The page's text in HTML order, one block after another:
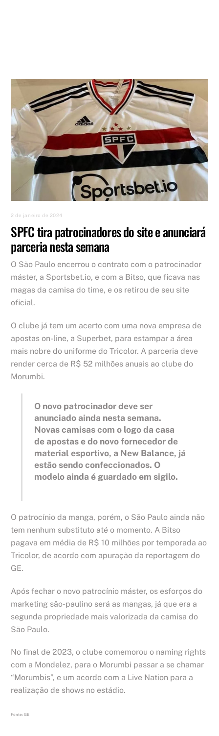
2 de janeiro de 2024
SPFC tira patrocinadores do site e anunciará
parceria nesta semana
O São Paulo encerrou o contrato com o patrocinador
máster, a Sportsbet.io, e com a Bitso, que ficava nas
magas da camisa do time, e os retirou de seu site
oficial.
O clube já tem um acerto com uma nova empresa de
apostas on-line, a Superbet, para estampar a área
mais nobre do uniforme do Tricolor. A parceria deve
render cerca de R$ 52 milhões anuais ao clube do
Morumbi.
O novo patrocinador deve ser
anunciado ainda nesta semana.
Novas camisas com o logo da casa
de apostas e do novo fornecedor de
material esportivo, a New Balance, já
estão sendo confeccionados. O
modelo ainda é guardado em sigilo.
O patrocínio da manga, porém, o São Paulo ainda não
tem nenhum substituto até o momento. A Bitso
pagava em média de R$ 10 milhões por temporada ao
Tricolor, de acordo com apuração da reportagem do
GE.
Após fechar o novo patrocínio máster, os esforços do
marketing são-paulino será as mangas, já que era a
segunda propriedade mais valorizada da camisa do
São Paulo.
No final de 2023, o clube comemorou o naming rights
com a Mondelez, para o Morumbi passar a se chamar
“Morumbis”, e um acordo com a Live Nation para a
realização de shows no estádio.
Fonte: GE